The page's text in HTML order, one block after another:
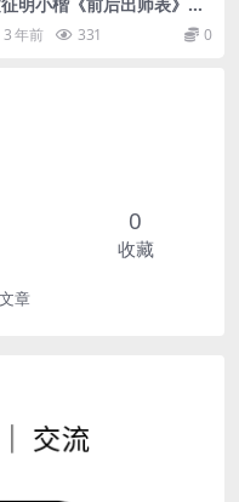
析全本
3 年前 331 0
0
收藏
章